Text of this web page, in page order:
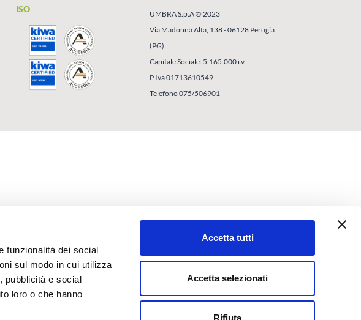
funzionalità dei social
sul modo in cui utilizza
pubblicità e social
loro o che hanno
Accetta tutti
Accetta selezionati
Rifiuta
ISO
UMBRA S.p.A © 2023
Via Madonna Alta, 138 - 06128 Perugia
(PG)
Capitale Sociale: 5.165.000 i.v.
P.Iva 01713610549
Telefono 075/506901